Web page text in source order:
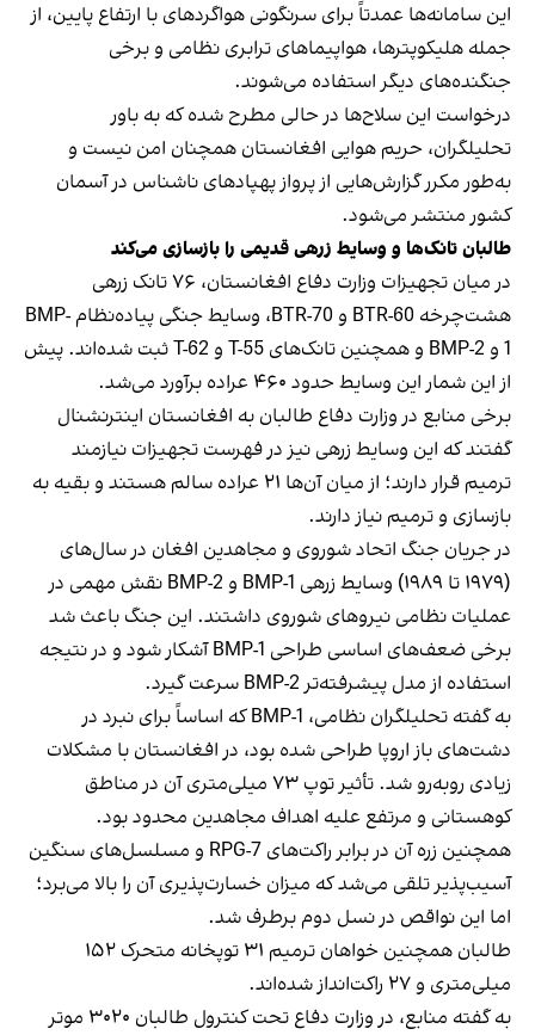
این سامانه‌ها عمدتاً برای سرنگونی هواگردهای با ارتفاع پایین، از
جمله هلیکوپترها، هواپیماهای ترابری نظامی و برخی
جنگنده‌های دیگر استفاده می‌شوند.
درخواست این سلاح‌ها در حالی مطرح شده که به باور
تحلیلگران، حریم هوایی افغانستان همچنان امن نیست و
به‌طور مکرر گزارش‌هایی از پرواز پهپادهای ناشناس در آسمان
کشور منتشر می‌شود.
طالبان تانک‌ها و وسایط زرهی قدیمی را بازسازی می‌کند
در میان تجهیزات وزارت دفاع افغانستان، ۷۶ تانک زرهی
هشت‌چرخه BTR-60 و BTR-70، وسایط جنگی پیاده‌نظام BMP-
1 و BMP-2 و همچنین تانک‌های T-55 و T-62 ثبت شده‌اند. پیش
از این شمار این وسایط حدود ۴۶۰ عراده برآورد می‌شد.
برخی منابع در وزارت دفاع طالبان به افغانستان اینترنشنال
گفتند که این وسایط زرهی نیز در فهرست تجهیزات نیازمند
ترمیم قرار دارند؛ از میان آن‌ها ۲۱ عراده سالم هستند و بقیه به
بازسازی و ترمیم نیاز دارند.
در جریان جنگ اتحاد شوروی و مجاهدین افغان در سال‌های
(۱۹۷۹ تا ۱۹۸۹) وسایط زرهی BMP-1 و BMP-2 نقش مهمی در
عملیات نظامی نیروهای شوروی داشتند. این جنگ باعث شد
برخی ضعف‌های اساسی طراحی BMP-1 آشکار شود و در نتیجه
استفاده از مدل پیشرفته‌تر BMP-2 سرعت گیرد.
به گفته تحلیلگران نظامی، BMP-1 که اساساً برای نبرد در
دشت‌های باز اروپا طراحی شده بود، در افغانستان با مشکلات
زیادی روبه‌رو شد. تأثیر توپ ۷۳ میلی‌متری آن در مناطق
کوهستانی و مرتفع علیه اهداف مجاهدین محدود بود.
همچنین زره آن در برابر راکت‌های RPG-7 و مسلسل‌های سنگین
آسیب‌پذیر تلقی می‌شد که میزان خسارت‌پذیری آن را بالا می‌برد؛
اما این نواقص در نسل دوم برطرف شد.
طالبان همچنین خواهان ترمیم ۳۱ توپخانه متحرک ۱۵۲
میلی‌متری و ۲۷ راکت‌انداز شده‌اند.
به گفته منابع، در وزارت دفاع تحت کنترول طالبان ۳۰۲۰ موتر